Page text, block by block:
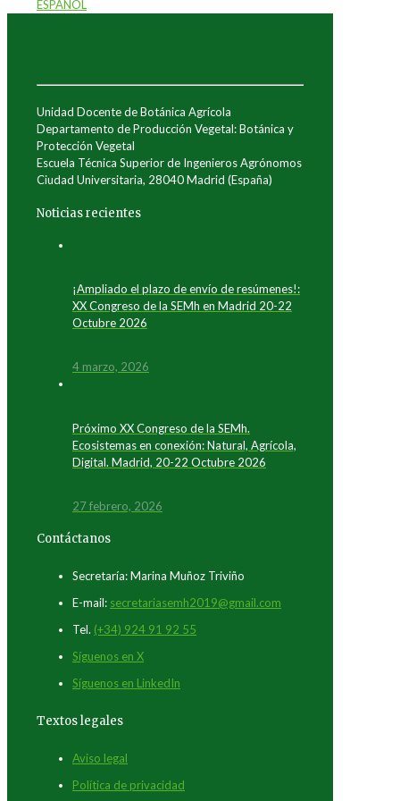
ESPAÑOL
Unidad Docente de Botánica Agrícola
Departamento de Producción Vegetal: Botánica y
Protección Vegetal
Escuela Técnica Superior de Ingenieros Agrónomos
Ciudad Universitaria, 28040 Madrid (España)
Noticias recientes
¡Ampliado el plazo de envío de resúmenes!:
XX Congreso de la SEMh en Madrid 20-22
Octubre 2026
4 marzo, 2026
Próximo XX Congreso de la SEMh.
Ecosistemas en conexión: Natural, Agrícola,
Digital. Madrid, 20-22 Octubre 2026
27 febrero, 2026
Contáctanos
Secretaría: Marina Muñoz Triviño
E-mail: secretariasemh2019@gmail.com
Tel. (+34) 924 91 92 55
Síguenos en X
Síguenos en LinkedIn
Textos legales
Aviso legal
Política de privacidad